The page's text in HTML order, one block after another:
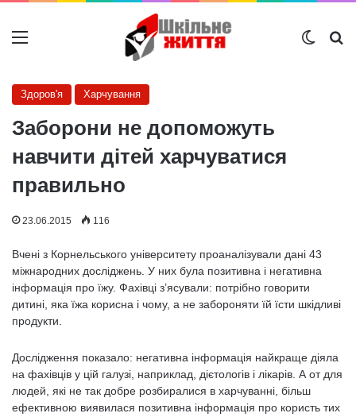
Меню
Здоров'я Харчування
Заборони не допоможуть
навчити дітей харчуватися
правильно
23.06.2015 116
Вчені з Корнельського університету проаналізували дані 43
міжнародних досліджень. У них була позитивна і негативна
інформація про їжу. Фахівці з’ясували: потрібно говорити
дитині, яка їжа корисна і чому, а не забороняти їй їсти шкідливі
продукти.
Дослідження показало: негативна інформація найкраще діяла
на фахівців у цій галузі, наприклад, дієтологів і лікарів. А от для
людей, які не так добре розбиралися в харчуванні, більш
ефективною виявилася позитивна інформація про користь тих